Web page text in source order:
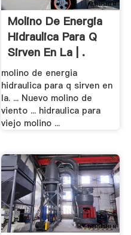
Molino De Energia
Hidraulica Para Q
Sirven En La | .
molino de energia
hidraulica para q sirven en
la. ... Nuevo molino de
viento ... hidraulica para
viejo molino ...